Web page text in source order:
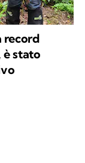
record
stato